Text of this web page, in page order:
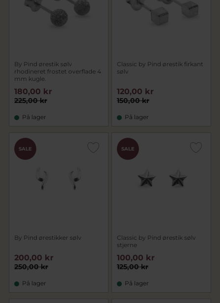
By Pind ørestik sølv
rhodineret frostet overflade 4
mm kugle.
225,00 kr
180,00 kr
På lager
Classic by Pind ørestik firkant
sølv
150,00 kr
120,00 kr
På lager
SALE
By Pind ørestikker sølv
250,00 kr
200,00 kr
På lager
SALE
Classic by Pind ørestik sølv
stjerne
125,00 kr
100,00 kr
På lager